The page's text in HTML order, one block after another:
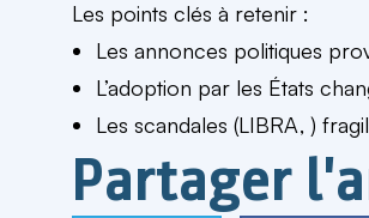
Les points clés à retenir :
Les annonces politiques
L’adoption par les États
Les scandales (LIBRA, )
Partager